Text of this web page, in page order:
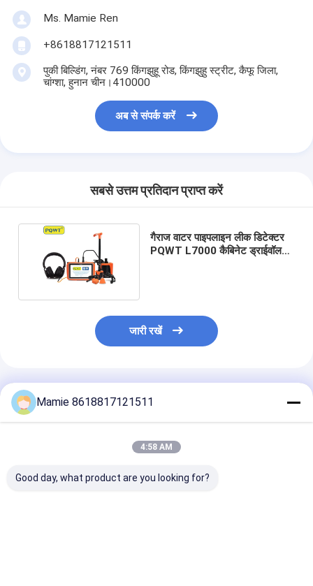
Ms. Mamie Ren
+8618817121511
पुकी बिल्डिंग, नंबर 769 किंगझुहू रोड, किंगझुहु स्ट्रीट, कैफू जिला,
चांग्शा, हुनान चीन।410000
अब से संपर्क करें
सबसे उत्तम प्रतिदान प्राप्त करें
गैराज वाटर पाइपलाइन लीक डिटेक्टर
PQWT L7000 कैबिनेट ड्राईवॉल
जारी रखें
अनुशंसित उत्पाद
Mamie 8618817121511
4:58 AM
Good day, what product are you looking for?